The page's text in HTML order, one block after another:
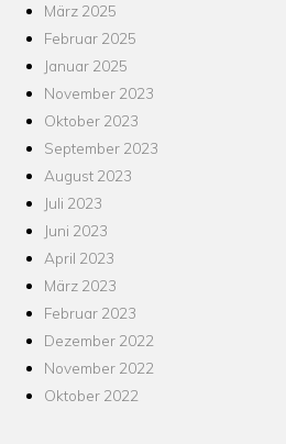
März 2025
Februar 2025
Januar 2025
November 2023
Oktober 2023
September 2023
August 2023
Juli 2023
Juni 2023
April 2023
März 2023
Februar 2023
Dezember 2022
November 2022
Oktober 2022